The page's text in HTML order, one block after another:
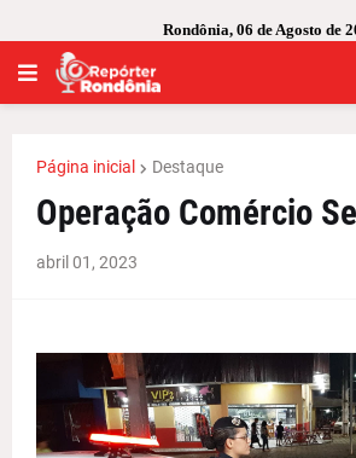
Rondônia, 06 de Agosto de
Página inicial Destaque
Operação Comércio
abril 01, 2023